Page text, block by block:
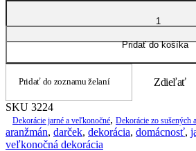
Pridať do košíka
Pridať do zoznamu želaní Zdieľať
SKU 3224
Dekorácie jarné a veľkonočné, Dekorácie zo sušených
aranžmán, darček, dekorácia, domácnosť,
veľkonočná dekorácia